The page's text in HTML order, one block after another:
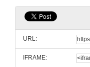
URL:
IFRAME: